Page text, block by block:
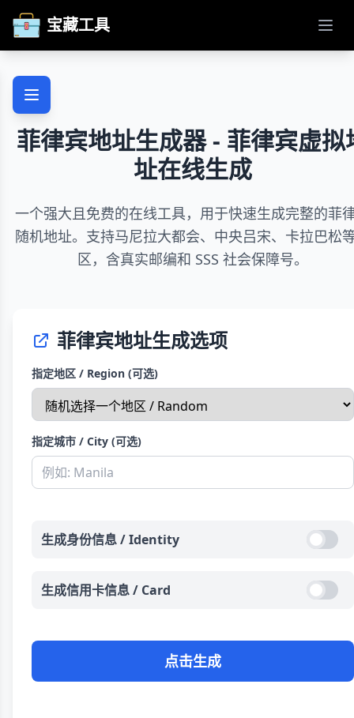
宝藏工具 打开
菲律宾地址生成器 - 菲律宾虚拟
址在线生成
一个强大且免费的在线工具，用于快速生成完整的菲
随机地址。支持马尼拉大都会、中央吕宋、卡拉巴松
区，含真实邮编和 SSS 社会保障号。
菲律宾地址生成选项
指定地区 / Region (可选)
指定城市 / City (可选)
生成身份信息 / Identity
生成信用卡信息 / Card
点击生成